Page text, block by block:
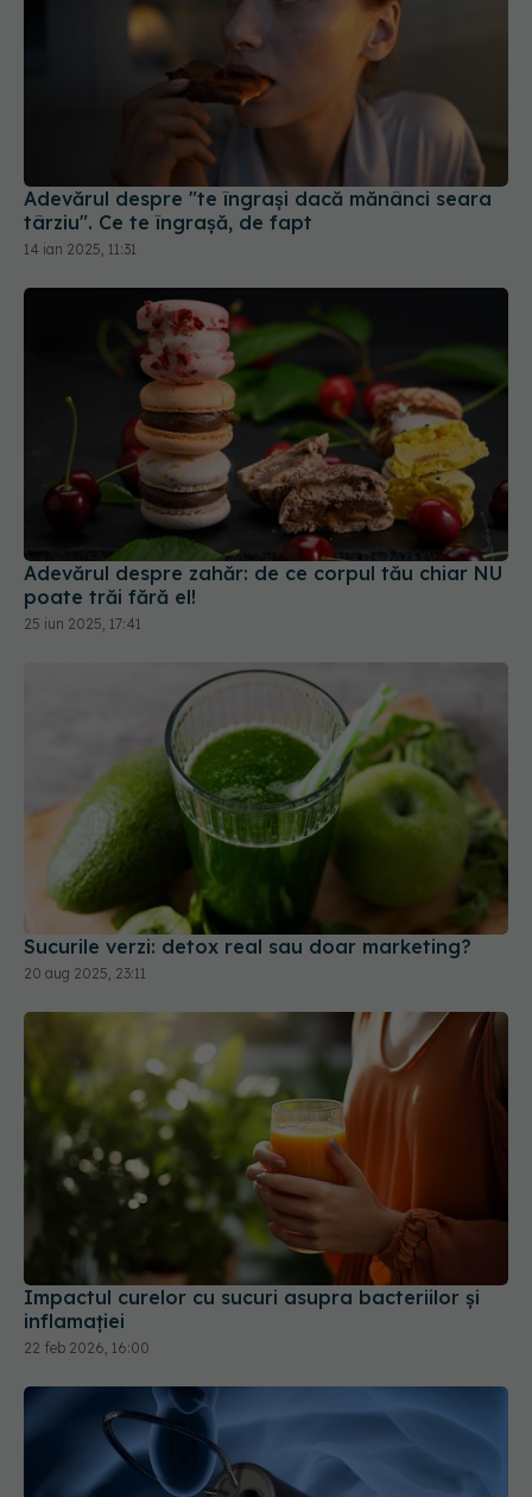
Adevărul despre "te îngrași dacă mănânci seara
târziu". Ce te îngrașă, de fapt
14 ian 2025, 11:31
Adevărul despre zahăr: de ce corpul tău chiar NU
poate trăi fără el!
25 iun 2025, 17:41
Sucurile verzi: detox real sau doar marketing?
20 aug 2025, 23:11
Impactul curelor cu sucuri asupra bacteriilor și
inflamației
22 feb 2026, 16:00